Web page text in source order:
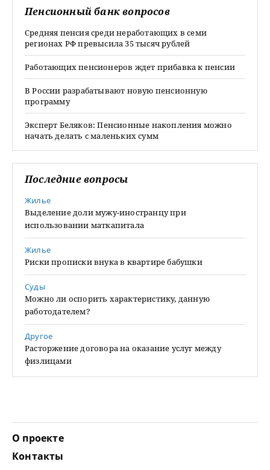
Пенсионный банк вопросов
Средняя пенсия среди неработающих в семи
регионах РФ превысила 35 тысяч рублей
Работающих пенсионеров ждет прибавка к пенсии
В России разрабатывают новую пенсионную
программу
Эксперт Беляков: Пенсионные накопления можно
начать делать с маленьких сумм
Последние вопросы
Жилье
Выделение доли мужу-иностранцу при
использовании маткапитала
Жилье
Риски прописки внука в квартире бабушки
Суды
Можно ли оспорить характеристику, данную
работодателем?
Другое
Расторжение договора на оказание услуг между
физлицами
О проекте
Контакты